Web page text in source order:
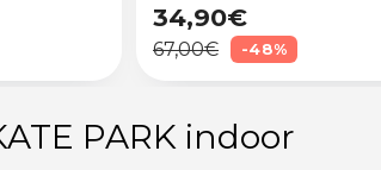
34,90€
67,00€ -48%
PARK indoor